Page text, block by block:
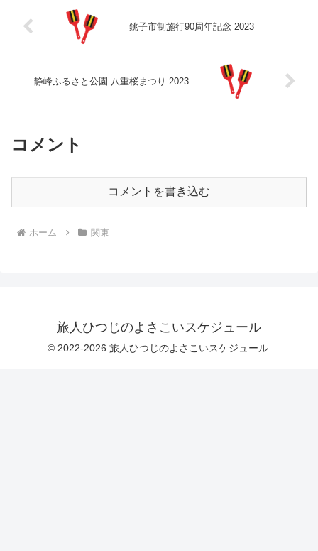
銚子市制施行90周年記念 2023
静峰ふるさと公園 八重桜まつり 2023
コメント
コメントを書き込む
ホーム 関東
旅人ひつじのよさこいスケジュール
© 2022-2026 旅人ひつじのよさこいスケジュール.